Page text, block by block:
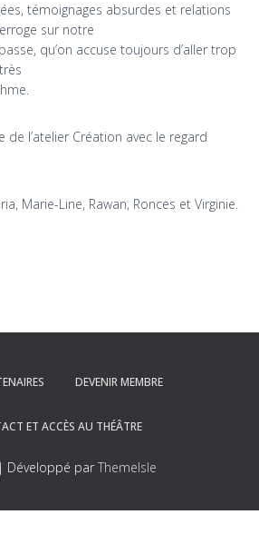
témoignages absurdes et relations
sur notre
qu’on accuse toujours d’aller trop
de l’atelier Création avec le regard
Marie-Line, Rawan, Ronces et Virginie.
DEVENIR MEMBRE
ET ACCÈS AU THÉÂTRE
Développé par ThemeIsle